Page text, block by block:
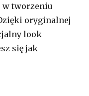
w tworzeniu
oryginalnej
look
się jak